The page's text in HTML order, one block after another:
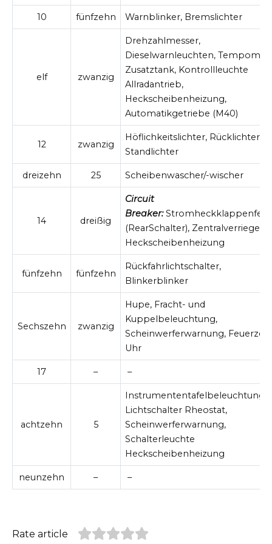
10 fünfzehn Warnblinker, Bremslichter
elf zwanzig
Drehzahlmesser,
Dieselwarnleuchten, Tempomat,
Zusatztank, Kontrollleuchte
Allradantrieb,
Heckscheibenheizung,
Automatikgetriebe (M40)
12 zwanzig
Höflichkeitslichter, Rücklichter
Standlichter
dreizehn 25 Scheibenwascher/-wischer
14 dreißig
Circuit
Breaker:
(RearSchalter),
Heckscheibenheizung
fünfzehn fünfzehn
Rückfahrlichtschalter,
Blinkerblinker
Sechszehn zwanzig
Hupe, Fracht- und
Kuppelbeleuchtung,
Scheinwerferwarnung,
Uhr
17 – –
achtzehn 5
Instrumententafelbeleuchtung,
Lichtschalter Rheostat,
Scheinwerferwarnung,
Schalterleuchte
Heckscheibenheizung
neunzehn – –
Rate article